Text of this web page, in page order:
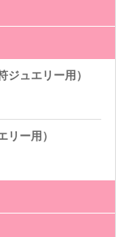
ジュエリー用）
リー用）